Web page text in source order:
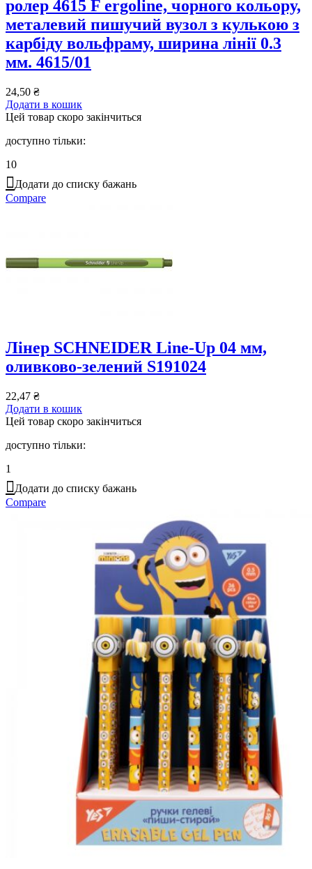
ролер 4615 F ergoline, чорного кольору,
металевий пишучий вузол з кулькою з
карбіду вольфраму, ширина лінії 0.3
мм. 4615/01
24,50 ₴
Додати в кошик
Цей товар скоро закінчиться
доступно тільки:
10
Додати до списку бажань
Compare
Лінер SCHNEIDER Line-Up 04 мм,
оливково-зелений S191024
22,47 ₴
Додати в кошик
Цей товар скоро закінчиться
доступно тільки:
1
Додати до списку бажань
Compare